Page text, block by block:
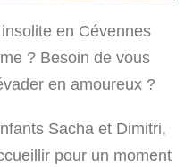
en Cévennes
? Besoin de vous
en amoureux ?
Sacha et Dimitri,
pour un moment